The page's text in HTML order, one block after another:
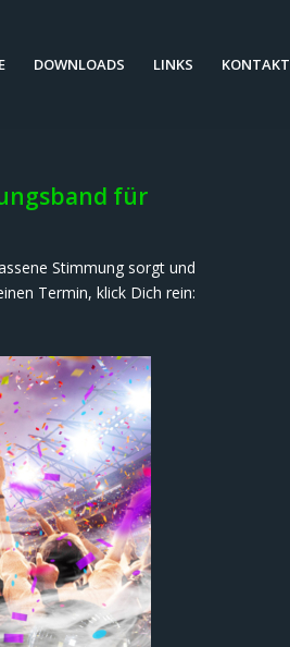
DOWNLOADS LINKS KONTAKT
für
Stimmung sorgt und
Termin, klick Dich rein: